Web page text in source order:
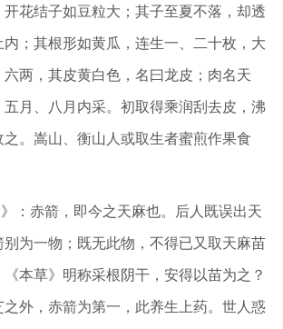
开花结子如豆粒大；其子至夏不落，却透
内；其根形如黄瓜，连生一、二十枚，大
两，其皮黄白色，名曰龙皮；肉名天
月、八月内采。初取得乘润刮去皮，沸
。嵩山、衡山人或取生者蜜煎作果食
赤箭，即今之天麻也。后人既误出天
别为一物；既无此物，不得已又取天麻苗
本草》明称采根阴干，安得以苗为之？
外，赤箭为第一，此养生上药。世人惑